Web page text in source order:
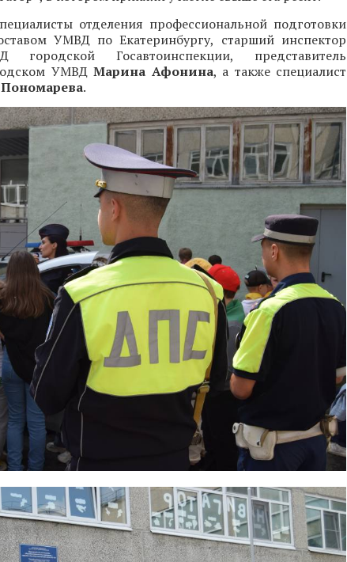
отделения профессиональной подготовки
УМВД по Екатеринбургу, старший инспектор
Госавтоинспекции, представитель
УМВДМарина Афонина, а также специалист
.